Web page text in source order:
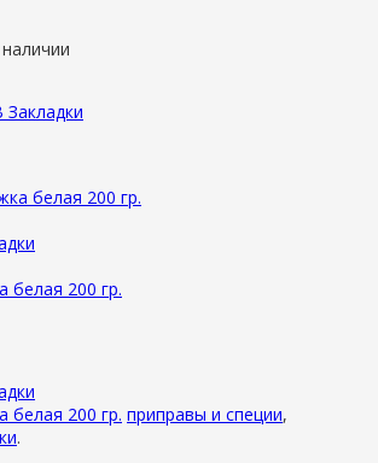
Закладки
белая 200 гр.
белая 200 гр. приправы и специи,
.